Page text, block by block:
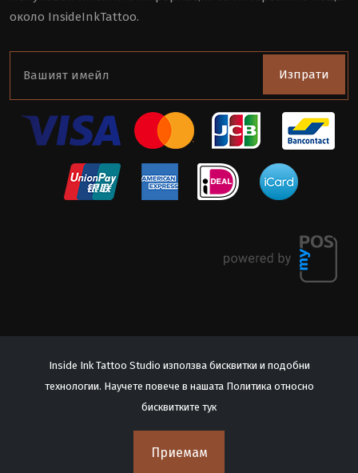
около InsideInkTattoo.
Изпрати
© 2026 Inside Ink Tattoo Studio. All Rights Reserved.
Политика за поверителност
Inside Ink Tattoo Studio използва бисквитки и подобни
технологии. Научете повече в нашата Политика относно
бисквитките тук
Приемам